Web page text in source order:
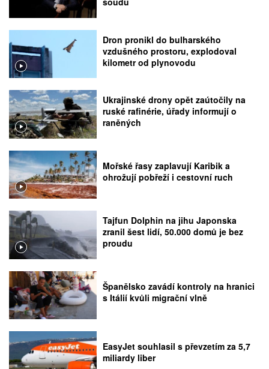
Dron pronikl do bulharského
vzdušného prostoru, explodoval
kilometr od plynovodu
Ukrajinské drony opět zaútočily na
ruské rafinérie, úřady informují o
raněných
Mořské řasy zaplavují Karibik a
ohrožují pobřeží i cestovní ruch
Tajfun Dolphin na jihu Japonska
zranil šest lidí, 50.000 domů je bez
proudu
Španělsko zavádí kontroly na hranici
s Itálií kvůli migrační vlně
EasyJet souhlasil s převzetím za 5,7
miliardy liber